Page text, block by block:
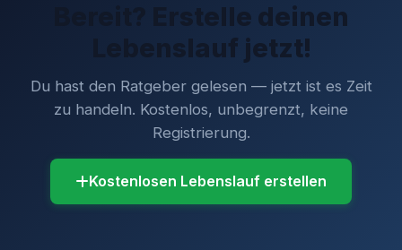
Bereit? Erstelle deinen
Lebenslauf jetzt!
Du hast den Ratgeber gelesen — jetzt ist es Zeit
zu handeln. Kostenlos, unbegrenzt, keine
Registrierung.
Kostenlosen Lebenslauf erstellen